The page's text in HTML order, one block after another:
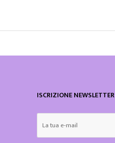
ISCRIZIONE NEWSLETTER